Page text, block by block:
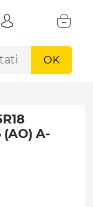
OK
(AO) A-